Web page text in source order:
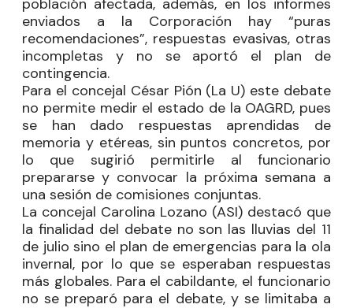
enviados a la Corporación hay “puras
recomendaciones”, respuestas evasivas, otras
incompletas y no se aportó el plan de
contingencia.
Para el concejal César Pión (La U) este debate
no permite medir el estado de la OAGRD, pues
se han dado respuestas aprendidas de
memoria y etéreas, sin puntos concretos, por
lo que sugirió permitirle al funcionario
prepararse y convocar la próxima semana a
una sesión de comisiones conjuntas.
La concejal Carolina Lozano (ASI) destacó que
la finalidad del debate no son las lluvias del 11
de julio sino el plan de emergencias para la ola
invernal, por lo que se esperaban respuestas
más globales. Para el cabildante, el funcionario
no se preparó para el debate, y se limitaba a